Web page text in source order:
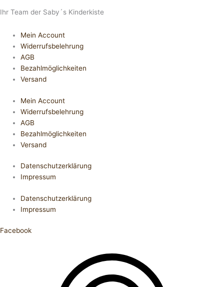
Ihr Team der Saby´s Kinderkiste
Mein Account
Widerrufsbelehrung
AGB
Bezahlmöglichkeiten
Versand
Mein Account
Widerrufsbelehrung
AGB
Bezahlmöglichkeiten
Versand
Datenschutzerklärung
Impressum
Datenschutzerklärung
Impressum
Facebook